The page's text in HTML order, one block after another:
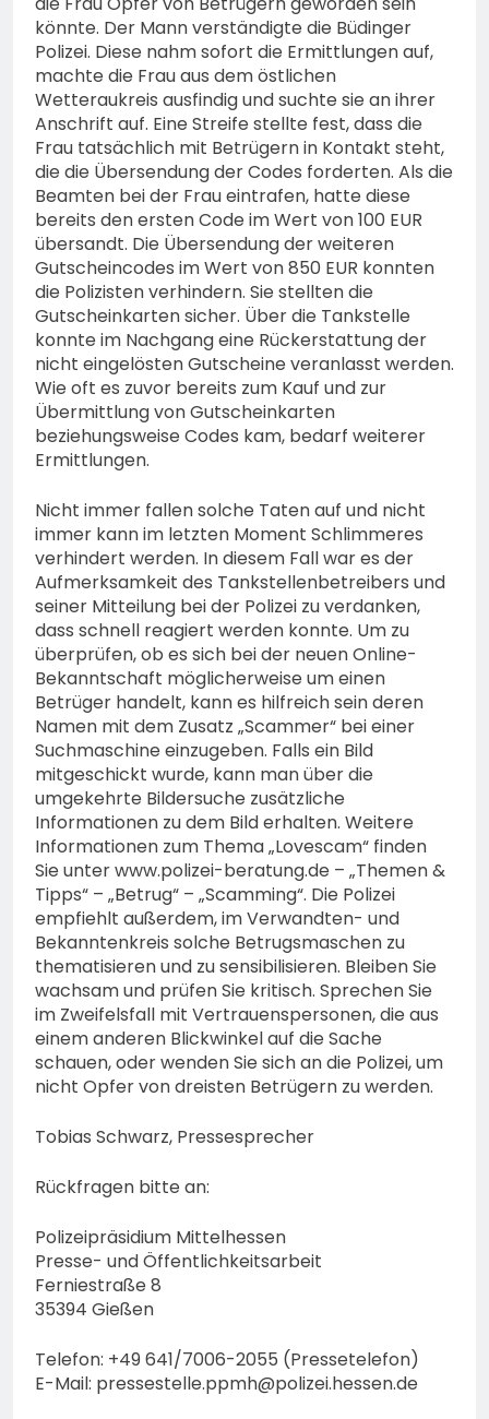
könnte. Der Mann verständigte die Büdinger
Polizei. Diese nahm sofort die Ermittlungen auf,
machte die Frau aus dem östlichen
Wetteraukreis ausfindig und suchte sie an ihrer
Anschrift auf. Eine Streife stellte fest, dass die
Frau tatsächlich mit Betrügern in Kontakt steht,
die die Übersendung der Codes forderten. Als die
Beamten bei der Frau eintrafen, hatte diese
bereits den ersten Code im Wert von 100 EUR
übersandt. Die Übersendung der weiteren
Gutscheincodes im Wert von 850 EUR konnten
die Polizisten verhindern. Sie stellten die
Gutscheinkarten sicher. Über die Tankstelle
konnte im Nachgang eine Rückerstattung der
nicht eingelösten Gutscheine veranlasst werden.
Wie oft es zuvor bereits zum Kauf und zur
Übermittlung von Gutscheinkarten
beziehungsweise Codes kam, bedarf weiterer
Ermittlungen.
Nicht immer fallen solche Taten auf und nicht
immer kann im letzten Moment Schlimmeres
verhindert werden. In diesem Fall war es der
Aufmerksamkeit des Tankstellenbetreibers und
seiner Mitteilung bei der Polizei zu verdanken,
dass schnell reagiert werden konnte. Um zu
überprüfen, ob es sich bei der neuen Online-
Bekanntschaft möglicherweise um einen
Betrüger handelt, kann es hilfreich sein deren
Namen mit dem Zusatz „Scammer“ bei einer
Suchmaschine einzugeben. Falls ein Bild
mitgeschickt wurde, kann man über die
umgekehrte Bildersuche zusätzliche
Informationen zu dem Bild erhalten. Weitere
Informationen zum Thema „Lovescam“ finden
Sie unter www.polizei-beratung.de – „Themen &
Tipps“ – „Betrug“ – „Scamming“. Die Polizei
empfiehlt außerdem, im Verwandten- und
Bekanntenkreis solche Betrugsmaschen zu
thematisieren und zu sensibilisieren. Bleiben Sie
wachsam und prüfen Sie kritisch. Sprechen Sie
im Zweifelsfall mit Vertrauenspersonen, die aus
einem anderen Blickwinkel auf die Sache
schauen, oder wenden Sie sich an die Polizei, um
nicht Opfer von dreisten Betrügern zu werden.
Tobias Schwarz, Pressesprecher
Rückfragen bitte an:
Polizeipräsidium Mittelhessen
Presse- und Öffentlichkeitsarbeit
Ferniestraße 8
35394 Gießen
Telefon: +49 641/7006-2055 (Pressetelefon)
E-Mail: pressestelle.ppmh@polizei.hessen.de